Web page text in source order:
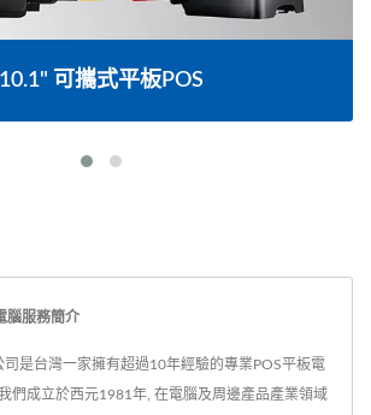
15.6" 無風扇觸控螢幕POS
腦服務簡介
是台灣一家擁有超過10年經驗的專業POS平板電
們成立於西元1981年, 在電腦及周邊產品產業領域